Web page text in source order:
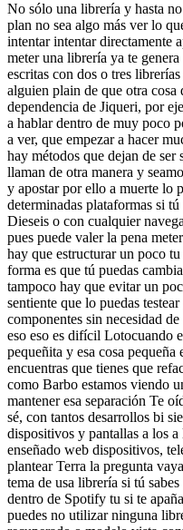
No sólo una librería y hasta
plan no sea algo más ver lo
intentar intentar directamente
meter una librería ya te
escritas con dos o tres
alguien plain de que otra cosa
dependencia de Jiqueri, por
a hablar dentro de muy poco
a ver, que empezar a hacer
hay métodos que dejan de ser
llaman de otra manera y
y apostar por ello a muerte lo
determinadas plataformas si
Dieseis o con cualquier
pues puede valer la pena
hay que estructurar un poco
forma es que tú puedas
tampoco hay que evitar un
sentiente que lo puedas
componentes sin necesidad
eso eso es difícil Lotocuando
pequeñita y esa cosa
encuentras que tienes que
como Barbo estamos viendo
mantener esa separación Te
sé, con tantos desarrollos bi
dispositivos y pantallas a los
enseñado web dispositivos,
plantear Terra la pregunta
tema de usa librería si tú
dentro de Spotify tu si te
puedes no utilizar ninguna